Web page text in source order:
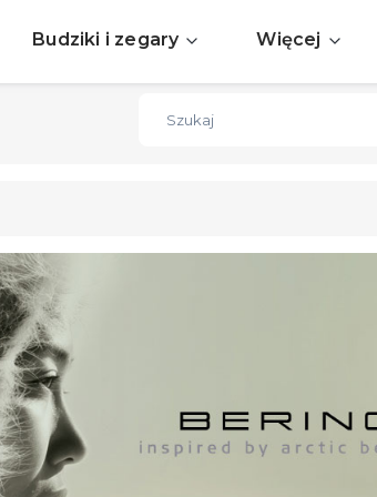
Budziki i zegary Więcej